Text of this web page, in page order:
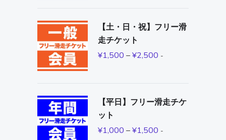
【土・日・祝】フリー滑
走チケット
¥1,500 –¥2,500 -
【平日】フリー滑走チケ
ット
¥1,000 –¥1,500 -